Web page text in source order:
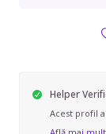
Helper
Acest profil